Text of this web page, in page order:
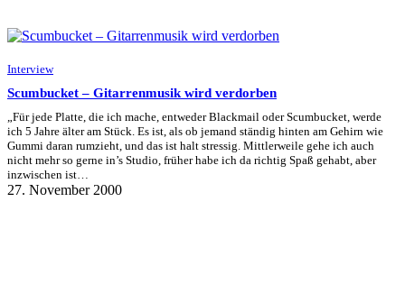
Interview
Scumbucket – Gitarrenmusik wird verdorben
„Für jede Platte, die ich mache, entweder Blackmail oder Scumbucket, werde
ich 5 Jahre älter am Stück. Es ist, als ob jemand ständig hinten am Gehirn wie
Gummi daran rumzieht, und das ist halt stressig. Mittlerweile gehe ich auch
nicht mehr so gerne in’s Studio, früher habe ich da richtig Spaß gehabt, aber
inzwischen ist…
27. November 2000